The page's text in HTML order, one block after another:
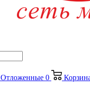
Отложенные 0